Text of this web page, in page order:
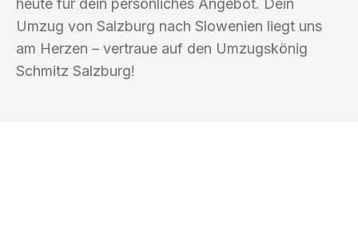
heute für dein persönliches Angebot. Dein
Umzug von Salzburg nach Slowenien liegt uns
am Herzen – vertraue auf den Umzugskönig
Schmitz Salzburg!